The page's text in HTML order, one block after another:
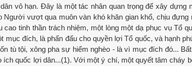
vô hạn. Đây là một tác nhân quan trọng để xây
Người vượt qua muôn vàn khó khăn gian khổ, chịu
cao tinh thần trách nhiệm, một lòng một dạ phục vụ Tổ
mục đích, là phấn đấu cho quyền lợi Tổ quốc, và hạnh
tù tội, xông pha sự hiểm nghèo - là vì mục đích đó...
ích quốc lợi dân...(1). Với một ý chí, một quyết tâm cháy